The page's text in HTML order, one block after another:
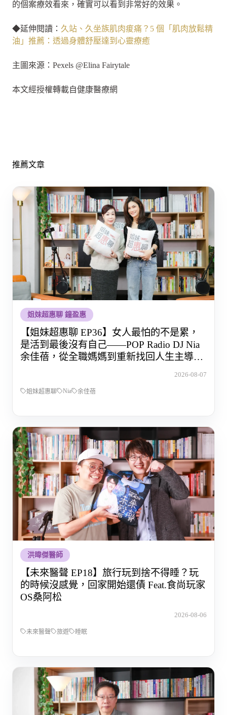
的個案療效看來，確實可以看到非常好的效果。
◆延伸閱讀： 久站、久坐族肌肉痠痛？5 個「肌肉放鬆精
油」推薦：透過身體舒壓達到心靈療癒
主圖來源：Pexels @Elina Fairytale
本文經授權轉載自健康醫療網
推薦文章
姐妹超惠聊 鐘盈惠
【姐妹超惠聊 EP36】女人最怕的不是累，
是活到最後沒有自己——POP Radio DJ Nia
余佳蓓，從全職媽媽到重新找回人生主導權
2026-08-07
姐妹超惠聊 Nia 余佳蓓
洪暐傑醫師
【未來醫聲 EP18】旅行玩到捨不得睡？玩
的時候沒感覺，回家開始還債 Feat.食尚玩家
OS桑阿松
2026-08-06
未來醫聲 旅遊 睡眠